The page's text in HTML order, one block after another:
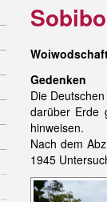
Gedenken
Die
darüber Erde
hinweisen.
Nach dem
1945